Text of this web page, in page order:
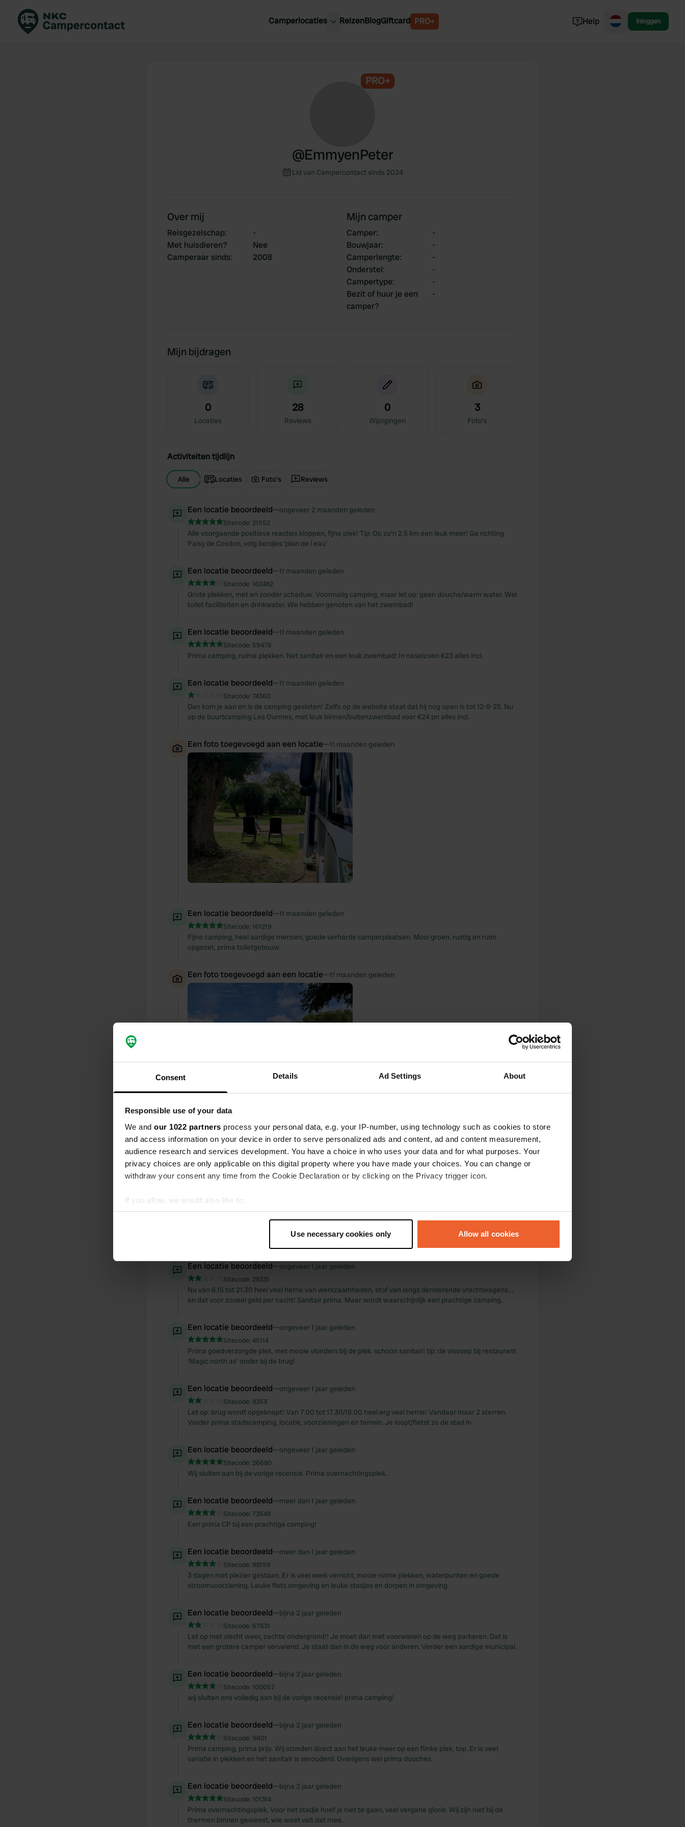
Consent Details Ad Settings About
Responsible use of your data
We and our 1022 partners process your personal data, e.g. your IP-number, using technology such as cookies to store
and access information on your device in order to serve personalized ads and content, ad and content measurement,
audience research and services development. You have a choice in who uses your data and for what purposes. Your
privacy choices are only applicable on this digital property where you have made your choices. You can change or
withdraw your consent any time from the Cookie Declaration or by clicking on the Privacy trigger icon.
If you allow, we would also like to:
Collect information about your geographical location which can be accurate to within several meters
Find out more about how your personal data is processed and set your preferences in the
We use cookies to personalise content and ads, to provide social media features and to analyse our traffic. We also share
information about your use of our site with our social media, advertising and analytics partners who may combine it with
other information that you’ve provided to them or that they’ve collected from your use of their services.
Use necessary cookies only Allow all cookies
Camperlocaties ReizenBlogGiftcard PRO+ Help Inloggen
PRO+
@EmmyenPeter
Lid van Campercontact sinds 2024
Over mij
Reisgezelschap:
-
Met huisdieren?
Nee
Camperaar sinds: 2008
Mijn camper
Camper:
-
Bouwjaar:
-
Camperlengte:
-
Onderstel:
-
Campertype:
-
Bezit of huur je een
camper?
-
Mijn bijdragen
0
Locaties
28
Reviews
0
Wijzigingen
3
Foto's
Activiteiten tijdlijn
Alle Locaties Foto's Reviews
Een locatie beoordeeld—ongeveer 2 maanden geleden
Sitecode: 21552
Alle voorgaande positieve reacties kloppen, fijne plek! Tip: Op zo’n 2,5 km een leuk meer! Ga richting
Paisy de Cosdon, volg bordjes ‘plan de l eau’
Een locatie beoordeeld—11 maanden geleden
Sitecode: 162482
Grote plekken, met en zonder schaduw. Voormalig camping, maar let op: geen douche/warm water. Wel
toilet faciliteiten en drinkwater. We hebben genoten van het zwembad!
Een locatie beoordeeld—11 maanden geleden
Sitecode: 59476
Prima camping, ruime plekken. Net sanitair en een leuk zwembad! In naseizoen €23 alles incl.
Een locatie beoordeeld—11 maanden geleden
Sitecode: 74360
Dan kom je aan en is de camping gesloten! Zelfs op de website staat dat hij nog open is tot 12-9-25. Nu
op de buurtcamping Les Ourmes, met leuk binnen/buitenzwembad voor €24 pn alles incl.
Een foto toegevoegd aan een locatie—11 maanden geleden
Een locatie beoordeeld—11 maanden geleden
Sitecode: 161219
Fijne camping, heel aardige mensen, goede verharde camperplaatsen. Mooi groen, rustig en ruim
opgezet, prima toiletgebouw.
Een foto toegevoegd aan een locatie—11 maanden geleden
Een locatie beoordeeld —11 maanden geleden
Sitecode: 57706
Prima camping, op wandelafstand een leuk dorp met winkeltje, bakker en een mooi park. Sanitair
verouderd, maar wel een super ruime douche en werkt allemaal prima.
Een locatie beoordeeld
20651
Prima sanitair! Ze zijn hard aan t werk om het nog mooier te maken.
Een locatie beoordeeld—ongeveer 1 jaar geleden
Sitecode: 28331
Nu van 6.15 tot 21.30 heel veel herrie van werkzaamheden, stof van langs denderende vrachtwagens….
en dat voor zoveel geld per nacht! Sanitair prima. Maar wordt waarschijnlijk een prachtige camping.
Een locatie beoordeeld—ongeveer 1 jaar geleden
Sitecode: 45114
Prima goedverzorgde plek, met mooie vlonders bij de plek. schoon sanitair! tip: de vissoep bij restaurant
‘Magic north as’ onder bij de brug!
Een locatie beoordeeld—ongeveer 1 jaar geleden
Sitecode: 8353
Let op: brug wordt opgeknapt! Van 7.00 tot 17.30/18.00 heel erg veel herrie! Vandaar maar 2 sterren.
Verder prima stadscamping, locatie, voorzieningen en terrein. Je loopt/fietst zo de stad in.
Een locatie beoordeeld—ongeveer 1 jaar geleden
Sitecode: 26680
Wij sluiten aan bij de vorige recensie. Prima overnachtingsplek.
Een locatie beoordeeld—meer dan 1 jaar geleden
Sitecode: 73549
Een prima CP bij een prachtige camping!
Een locatie beoordeeld—meer dan 1 jaar geleden
Sitecode: 98159
3 dagen met plezier gestaan. Er is veel werk verricht, mooie ruime plekken, waterpunten en goede
stroomvoorziening. Leuke fiets omgeving en leuke stadjes en dorpen in omgeving.
Een locatie beoordeeld—bijna 2 jaar geleden
Sitecode: 67631
Let op met slecht weer, zachte ondergrond!! Je moet dan met voorwielen op de weg parkeren. Dat is
met een grotere camper vervelend. Je staat dan in de weg voor anderen. Verder een aardige municipal.
Een locatie beoordeeld—bijna 2 jaar geleden
Sitecode: 100057
wij sluiten ons volledig aan bij de vorige recensie! prima camping!
Een locatie beoordeeld—bijna 2 jaar geleden
Sitecode: 9601
Prima camping, prima prijs. Wij stonden direct aan het leuke meer op een flinke plek, top. Er is veel
variatie in plekken en het sanitair is verouderd. Overigens wel prima douches.
Een locatie beoordeeld—bijna 2 jaar geleden
Sitecode: 101314
Prima overnachtingsplek. Voor het stadje hoef je niet te gaan, veel vergane glorie. Wij zijn niet bij de
thermen binnen geweest, wie weet valt dat mee.